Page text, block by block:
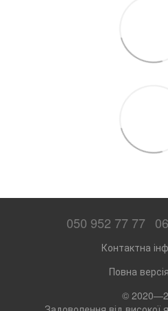
050 952 77 77
Контактна
Повна
©